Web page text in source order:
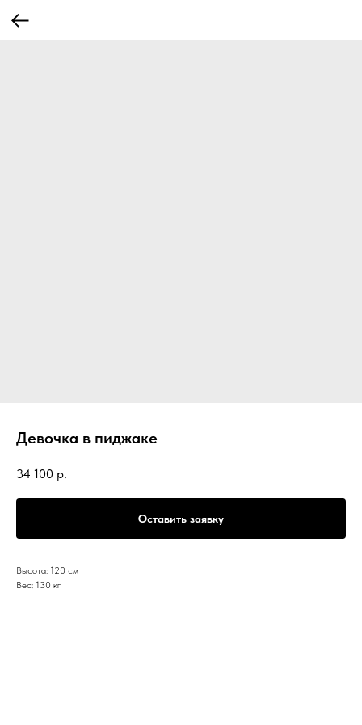
Девочка в пиджаке
34 100 р.
Оставить заявку
Высота: 120 см
Вес: 130 кг